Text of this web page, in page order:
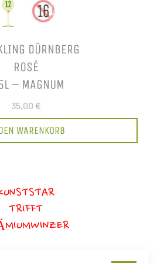
DÜRNBERG
ROSÉ
– MAGNUM
35,00 €
WARENKORB
TRIFFT